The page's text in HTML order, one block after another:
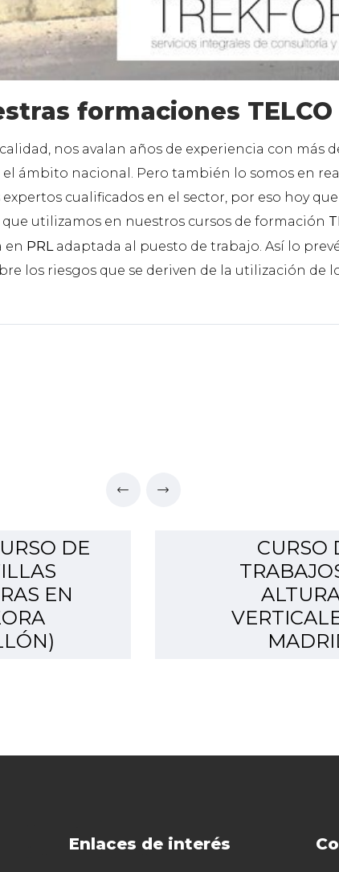
formaciones TELCO
nos avalan años de experiencia con más
ámbito nacional. Pero también lo somos en
cualificados en el sector, por eso hoy
utilizamos en nuestros cursos de formación
en PRL adaptada al puesto de trabajo. Así lo
los riesgos que se deriven de la utilización de
DE
EN
CURSO
Enlaces de interés